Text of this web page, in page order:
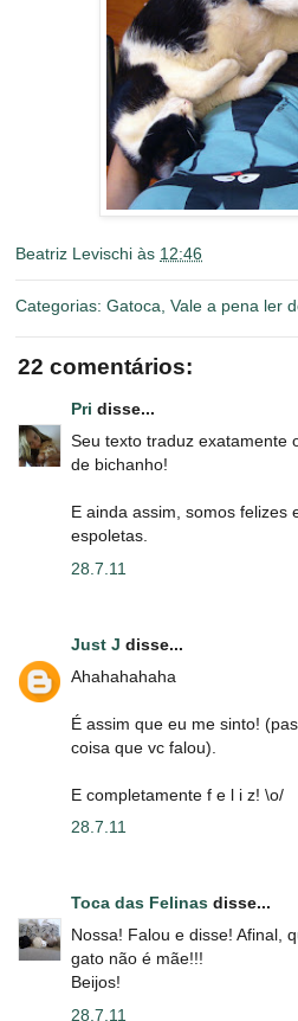
Beatriz Levischi às 12:46
Categorias: Gatoca Vale a pena ler
22 comentários:
Pri disse...
Seu texto traduz exatamente
de bichanho!
E ainda assim, somos felizes
espoletas.
28.7.11
Just J disse...
Ahahahahaha
É assim que eu me sinto!
coisa que vc falou).
E completamente f e l i z! \o/
28.7.11
Toca das Felinas disse...
Nossa! Falou e disse! Afinal,
gato não é mãe!!!
Beijos!
28.7.11